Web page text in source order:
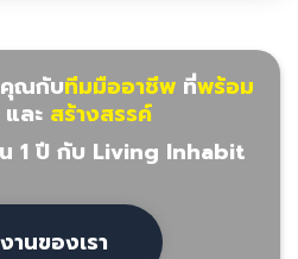
คุณกับทีมมืออาชีพ ที่พร้อม
และสร้างสรรค์
1 ปี กับ Living Inhabit
านของเรา